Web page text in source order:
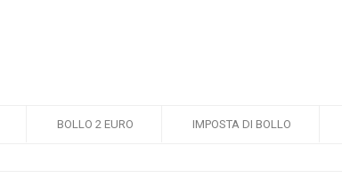
BOLLO 2 EURO IMPOSTA DI BOLLO